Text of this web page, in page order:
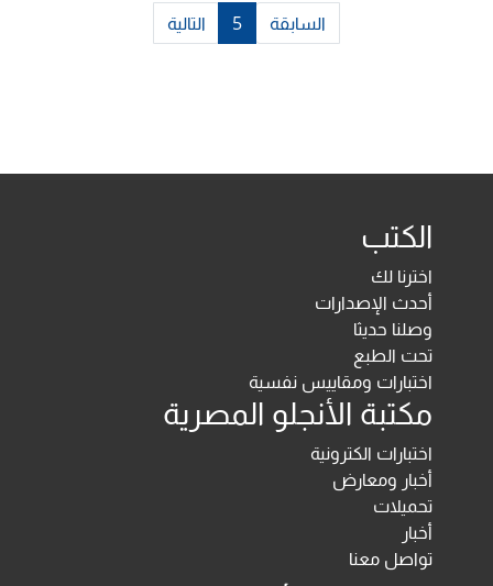
السابقة 5 التالية
الكتب
اخترنا لك
أحدث الإصدارات
وصلنا حديثا
تحت الطبع
اختبارات ومقاييس نفسية
مكتبة الأنجلو المصرية
اختبارات الكترونية
أخبار ومعارض
تحميلات
أخبار
تواصل معنا